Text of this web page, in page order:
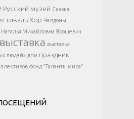
Русский музей Сказка
Хор Чалдоны
Михайловна Ярошевич
выставка выставка
людей» дпи праздник
фонд "Таланты мира"